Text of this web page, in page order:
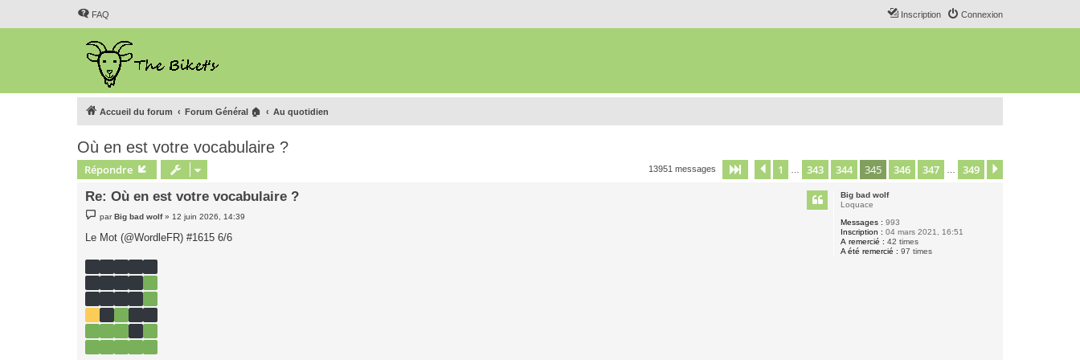
FAQ Connexion
Inscription
Accueil du forum Forum Général 🏠 Au quotidien
Où en est votre vocabulaire ?
Répondre 13951 messages Page 345 sur349
Précédent
1 343 344 345 346 347 349
Big bad wolf
Loquace
Messages : 993
Inscription : 04 mars 2021, 16:51
A remercié : 42 times
A été remercié : 97 times
Re: Où en est votre vocabulaire ?
e
s
s
g
parBig bad wolf» 12 juin 2026, 14:39
Le Mot (@WordleFR) #1615 6/6